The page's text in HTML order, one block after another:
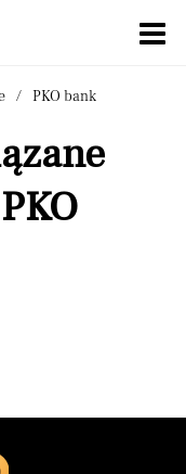
PKO bank